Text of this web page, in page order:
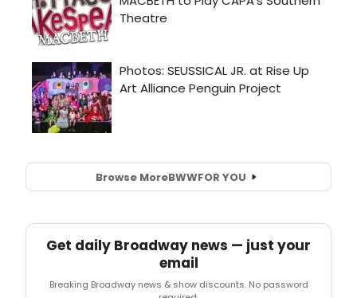
Browse MoreBWWFOR YOU
Get daily Broadway news — just your
email
Breaking Broadway news & show discounts. No password